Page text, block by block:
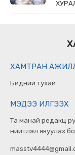
ХАМТРАН
Бидний тухай
МЭДЭЭ ИЛГЭЭХ
Та манай редакц
нийтлэл явуулах